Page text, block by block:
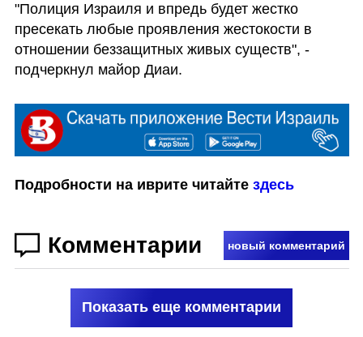
"Полиция Израиля и впредь будет жестко
пресекать любые проявления жестокости в
отношении беззащитных живых существ", -
подчеркнул майор Диаи.
Подробности на иврите читайте здесь
Комментарии новый комментарий
Показать еще комментарии